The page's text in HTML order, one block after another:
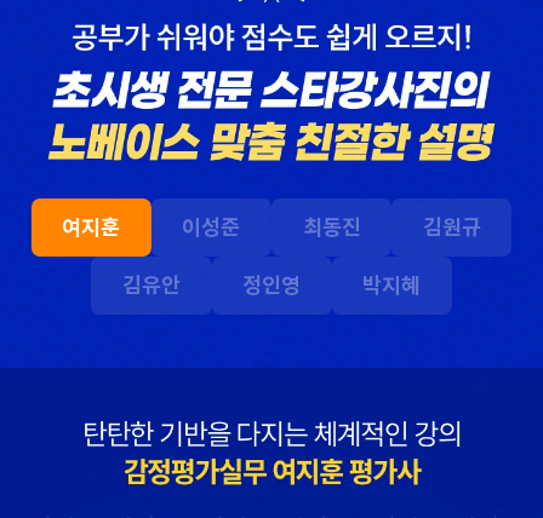
있었습니다.
합격생 권*준님
본 합격생은 이성준 선생님 강의
부분이 가장 좋았습니다.
합격생 서*환님
본 합격생은 이성준 선생님 강의
해커스 최동진
평가사님의
답안작성법으로 이론
고득점을 받아 합격할 수
있었습니다.
해커스 회계학 정윤돈
선생님과 경제학 서호성
선생님의 효율적인 강의
덕분에 동차합격이
가능했다고 생각합니다.
작년 타사 수강해서
이해하기 어려운 부분도
여지훈 이성준 최동진 김원규
김유안 정인영 박지혜